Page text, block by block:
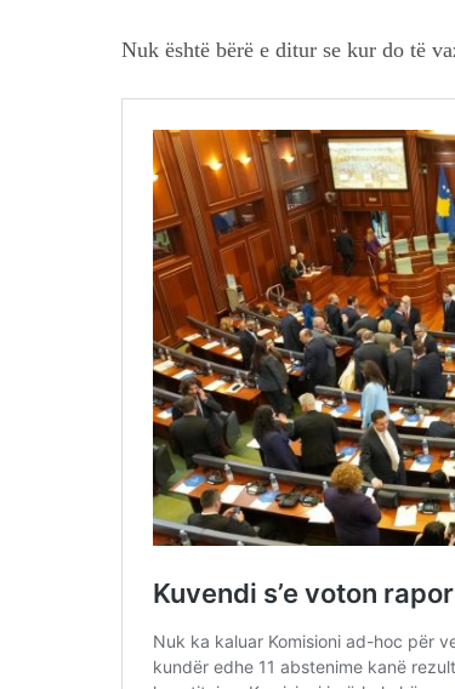
Nuk është bërë e ditur se kur do të